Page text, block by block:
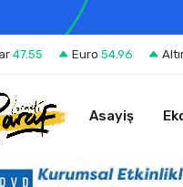
47.55 Euro 54.96
Asayiş